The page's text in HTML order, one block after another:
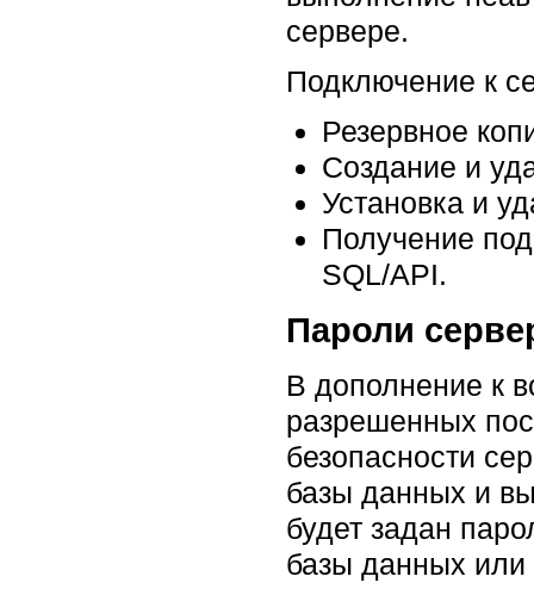
сервере.
Подключение к
Резервное
Создание и
Установка и
Получение
SQL/API.
Пароли
В дополнение к
разрешенных
безопасности
базы данных и
будет задан
базы данных или